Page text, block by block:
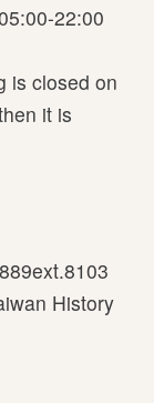
22:00
is closed on
it is
History